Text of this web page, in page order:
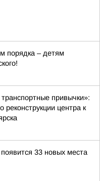
порядка – детям
привычки»:
реконструкции центра к
33 новых места